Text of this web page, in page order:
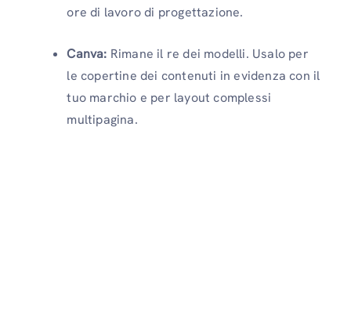
ore di lavoro di progettazione.
Canva: Rimane il re dei modelli. Usalo per
le copertine dei contenuti in evidenza con il
tuo marchio e per layout complessi
multipagina.